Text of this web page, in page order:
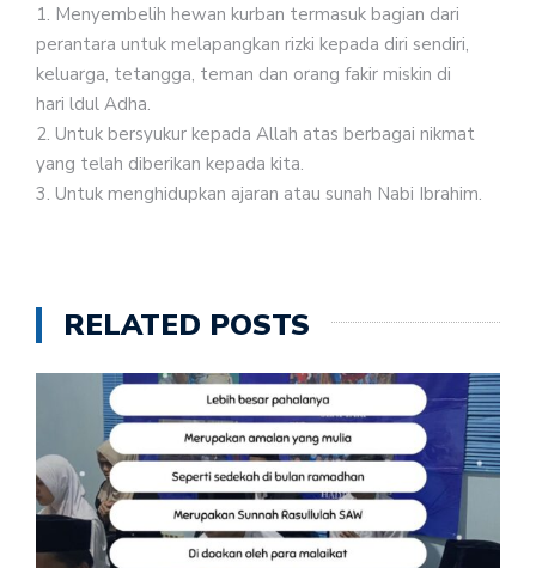
1. Menyembelih hewan kurban termasuk bagian dari
perantara untuk melapangkan rizki kepada diri sendiri,
keluarga, tetangga, teman dan orang fakir miskin di
hari ldul Adha.
2. Untuk bersyukur kepada Allah atas berbagai nikmat
yang telah diberikan kepada kita.
3. Untuk menghidupkan ajaran atau sunah Nabi Ibrahim.
RELATED POSTS